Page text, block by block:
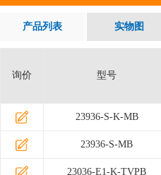
产品列表 实物图
询价 型号
23936-S-K-MB
23936-S-MB
23036-E1-K-TVPB